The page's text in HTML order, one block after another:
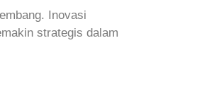
Inovasi
strategis dalam